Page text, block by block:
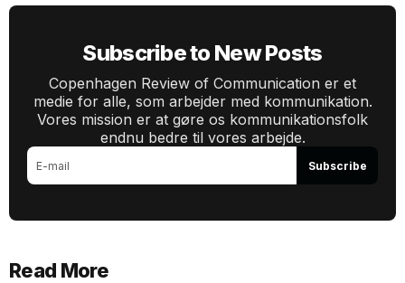
Subscribe to New Posts
Copenhagen Review of Communication er et
medie for alle, som arbejder med kommunikation.
Vores mission er at gøre os kommunikationsfolk
endnu bedre til vores arbejde.
Subscribe
Read More